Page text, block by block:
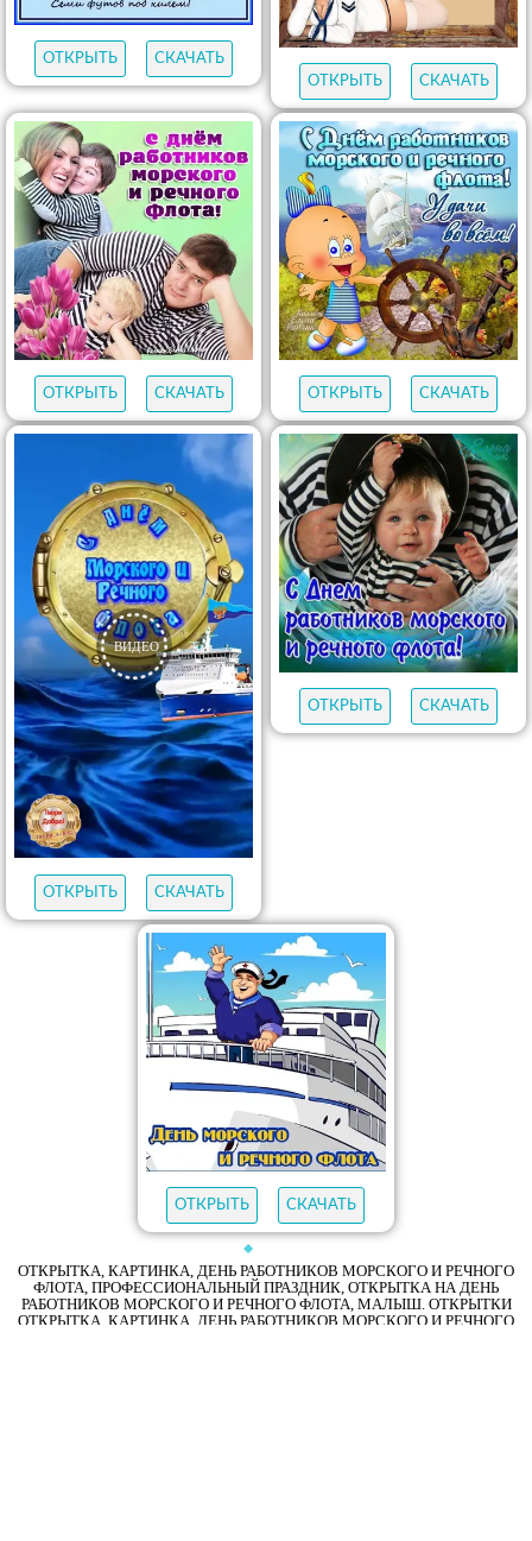
ОТКРЫТЬ
СКАЧАТЬ
ОТКРЫТЬ
СКАЧАТЬ
ОТКРЫТЬ СКАЧАТЬ ОТКРЫТЬ СКАЧАТЬ
ОТКРЫТЬ СКАЧАТЬ
ОТКРЫТЬ СКАЧАТЬ
ОТКРЫТЬ СКАЧАТЬ
ОТКРЫТКА, КАРТИНКА, ДЕНЬ РАБОТНИКОВ МОРСКОГО И РЕЧНОГО
ФЛОТА, ПРОФЕССИОНАЛЬНЫЙ ПРАЗДНИК, ОТКРЫТКА НА ДЕНЬ
РАБОТНИКОВ МОРСКОГО И РЕЧНОГО ФЛОТА, МАЛЫШ. ОТКРЫТКИ
ОТКРЫТКА, КАРТИНКА, ДЕНЬ РАБОТНИКОВ МОРСКОГО И РЕЧНОГО